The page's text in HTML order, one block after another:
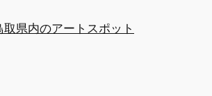
取県内のアートスポット